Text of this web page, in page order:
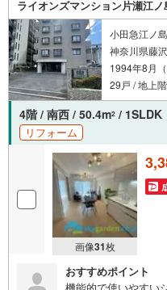
ちゃ、絵本、ぬりえ
【下部オレンジ色資
さい！
ライオンズマンション片瀬江ノ
小田急江ノ
神奈川県藤
1994年8月（
29戸 / 地上
4階 / 南西 / 50.4m2 / 1SLDK
リフォーム
画像31枚
おすすめポイント